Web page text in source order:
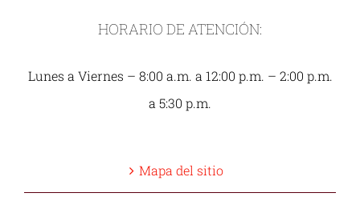
HORARIO DE ATENCIÓN:
Lunes a Viernes – 8:00 a.m. a 12:00 p.m. – 2:00 p.m.
a 5:30 p.m.
Mapa del sitio